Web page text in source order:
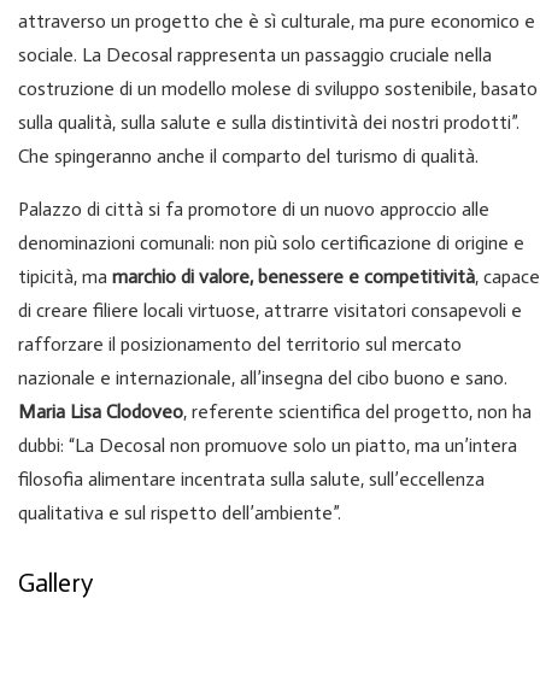
attraverso un progetto che è sì culturale, ma pure economico e
sociale. La Decosal rappresenta un passaggio cruciale nella
costruzione di un modello molese di sviluppo sostenibile, basato
sulla qualità, sulla salute e sulla distintività dei nostri prodotti”.
Che spingeranno anche il comparto del turismo di qualità.
Palazzo di città si fa promotore di un nuovo approccio alle
denominazioni comunali: non più solo certificazione di origine e
tipicità, ma marchio di valore, benessere e competitività, capace
di creare filiere locali virtuose, attrarre visitatori consapevoli e
rafforzare il posizionamento del territorio sul mercato
nazionale e internazionale, all’insegna del cibo buono e sano.
Maria Lisa Clodoveo, referente scientifica del progetto, non ha
dubbi: “La Decosal non promuove solo un piatto, ma un’intera
filosofia alimentare incentrata sulla salute, sull’eccellenza
qualitativa e sul rispetto dell’ambiente”.
Gallery